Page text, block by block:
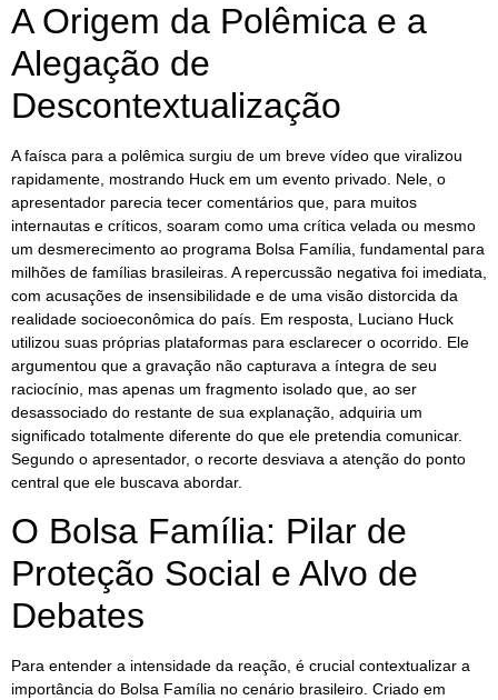
A Origem da Polêmica e a
Alegação de
Descontextualização
A faísca para a polêmica surgiu de um breve vídeo que viralizou
rapidamente, mostrando Huck em um evento privado. Nele, o
apresentador parecia tecer comentários que, para muitos
internautas e críticos, soaram como uma crítica velada ou mesmo
um desmerecimento ao programa Bolsa Família, fundamental para
milhões de famílias brasileiras. A repercussão negativa foi imediata,
com acusações de insensibilidade e de uma visão distorcida da
realidade socioeconômica do país. Em resposta, Luciano Huck
utilizou suas próprias plataformas para esclarecer o ocorrido. Ele
argumentou que a gravação não capturava a íntegra de seu
raciocínio, mas apenas um fragmento isolado que, ao ser
desassociado do restante de sua explanação, adquiria um
significado totalmente diferente do que ele pretendia comunicar.
Segundo o apresentador, o recorte desviava a atenção do ponto
central que ele buscava abordar.
O Bolsa Família: Pilar de
Proteção Social e Alvo de
Debates
Para entender a intensidade da reação, é crucial contextualizar a
importância do Bolsa Família no cenário brasileiro. Criado em